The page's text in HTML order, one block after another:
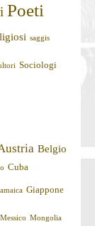
Poeti
saggis
Sociologi
Belgio
Cuba
Giappone
Messico Mongolia